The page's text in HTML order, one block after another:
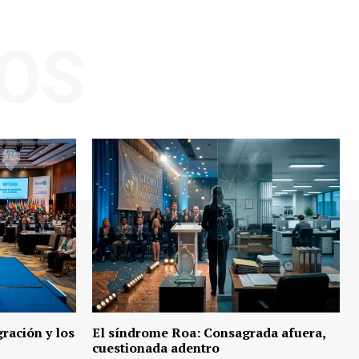
y los
El síndrome Roa: Consagrada afuera,
cuestionada adentro